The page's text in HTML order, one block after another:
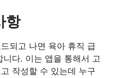
항
되고 나면 육아 휴직 급
다. 이는 앱을 통해서 고
작성할 수 있는데 누구